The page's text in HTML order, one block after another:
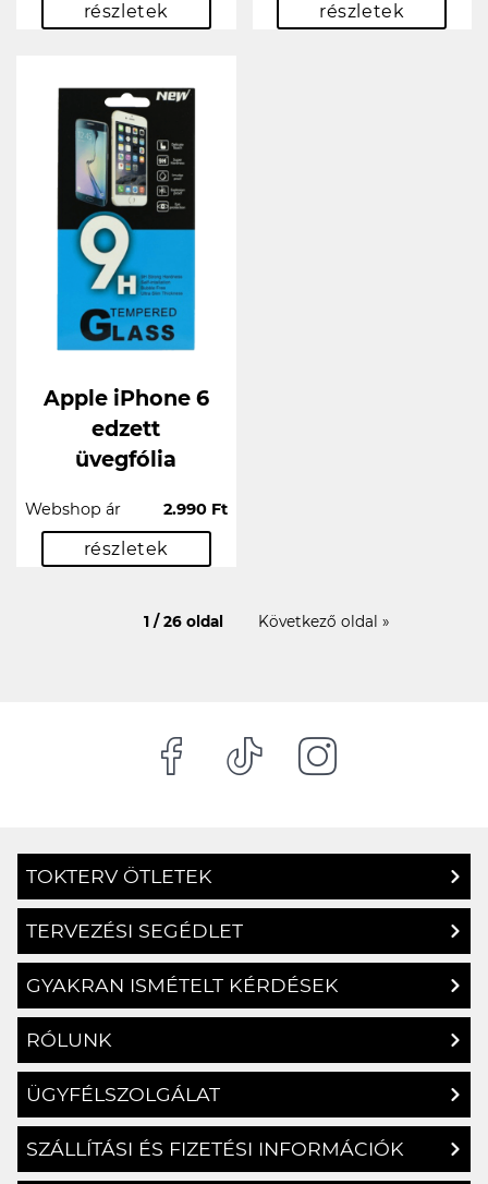
részletek részletek
Apple iPhone 6
edzett
üvegfólia
Webshop ár 2.990 Ft
részletek
1 / 26 oldal Következő oldal »
TOKTERV ÖTLETEK
TERVEZÉSI SEGÉDLET
GYAKRAN ISMÉTELT KÉRDÉSEK
RÓLUNK
ÜGYFÉLSZOLGÁLAT
SZÁLLÍTÁSI ÉS FIZETÉSI INFORMÁCIÓK